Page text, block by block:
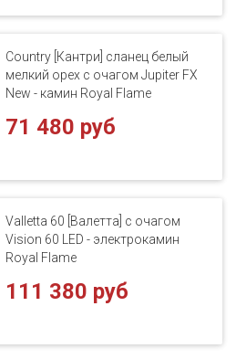
Country [Кантри] сланец белый
мелкий орех с очагом Jupiter FX
New - камин Royal Flame
71 480 руб
Valletta 60 [Валетта] с очагом
Vision 60 LED - электрокамин
Royal Flame
111 380 руб